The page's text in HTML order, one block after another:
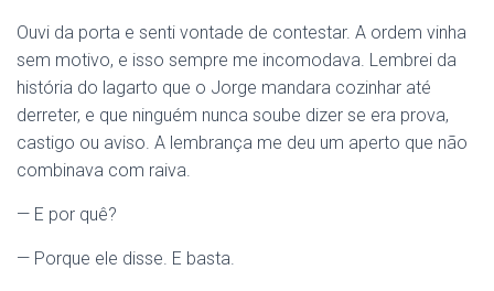
Ouvi da porta e senti vontade de contestar. A ordem vinha
sem motivo, e isso sempre me incomodava. Lembrei da
história do lagarto que o Jorge mandara cozinhar até
derreter, e que ninguém nunca soube dizer se era prova,
castigo ou aviso. A lembrança me deu um aperto que não
combinava com raiva.
— E por quê?
— Porque ele disse. E basta.